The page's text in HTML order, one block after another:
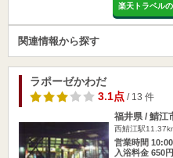
楽天トラベル
関連情報から探す
ラポーゼかわだ
3.1点/ 13 件
福井県 / 鯖江
西鯖江駅
営業時間
入浴料金 650